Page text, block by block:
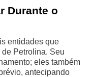
Durante o
entidades que
Petrolina. Seu
eles também
antecipando